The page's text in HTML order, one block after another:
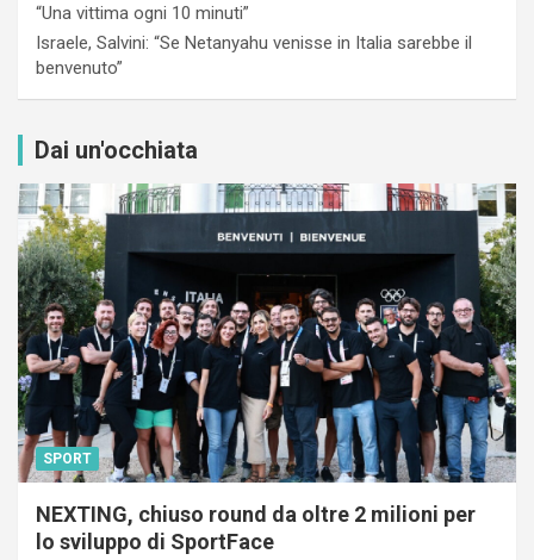
“Una vittima ogni 10 minuti”
Israele, Salvini: “Se Netanyahu venisse in Italia sarebbe il
benvenuto”
Dai un'occhiata
SPORT
NEXTING, chiuso round da oltre 2 milioni per
lo sviluppo di SportFace